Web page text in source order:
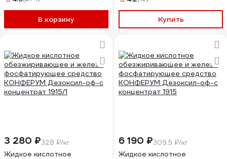
В корзину Купить
3 280 ₽328 ₽/кг
Жидкое кислотное
6 190 ₽309.5 ₽/кг
Жидкое кислотное